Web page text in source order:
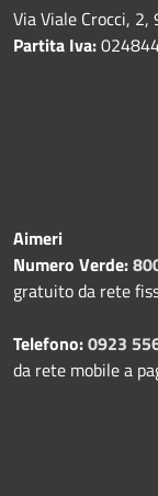
Via Viale Crocci,
Partita Iva:
Aimeri
Numero Verde:
gratuito da rete
Telefono:0923
da rete mobile a